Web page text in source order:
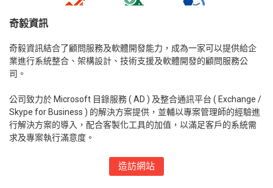
奇毅資訊
奇毅資訊結合了顧問服務及軟體開發能力，成為一家可以提供給企
業進行系統整合、架構設計、技術支援及軟體開發的顧問服務公
司。
公司致力於 Microsoft 目錄服務 ( AD ) 及整合通訊平台 ( Exchange /
Skype for Business ) 的解決方案提供，並輔以專案管理師的經驗進
行解決方案的導入，配合客製化工具的加值，以滿足客戶的系統需
求及專案執行滿意度。
造訪網站